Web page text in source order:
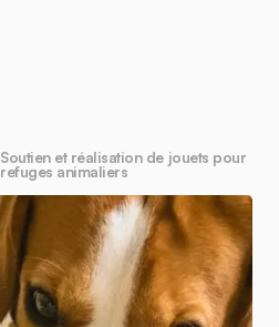
Soutien et réalisation de jouets pour
refuges animaliers